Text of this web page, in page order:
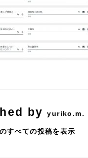
byyuriko.m.
すべての投稿を表示